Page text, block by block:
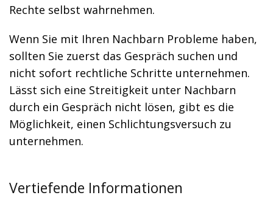
Rechte selbst wahrnehmen.
Wenn Sie mit Ihren Nachbarn Probleme haben,
sollten Sie zuerst das Gespräch suchen und
nicht sofort rechtliche Schritte unternehmen.
Lässt sich eine Streitigkeit unter Nachbarn
durch ein Gespräch nicht lösen, gibt es die
Möglichkeit, einen Schlichtungsversuch zu
unternehmen.
Vertiefende Informationen